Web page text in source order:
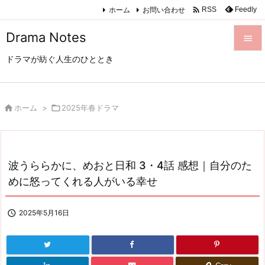
Drama Notes
ドラマが紡ぐ人生のひととき

次へ
検索
ホーム お問い合わせ  RSS Feedly
 ホーム > 2025年春ドラマ
波うららかに、めおと日和 3・4話 感想｜自分のた
めに怒ってくれる人がいる幸せ
 2025年5月16日